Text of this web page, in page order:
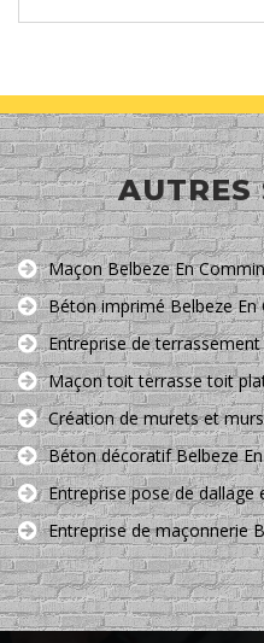
AUTRES
Maçon Belbeze En
Béton imprimé Belbeze En
Entreprise de
Maçon toit terrasse toit
Création de murets et
Béton décoratif Belbeze
Entreprise pose de dallage
Entreprise de maçonnerie